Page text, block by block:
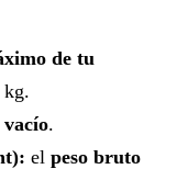
de tu
kg.
.
el peso bruto